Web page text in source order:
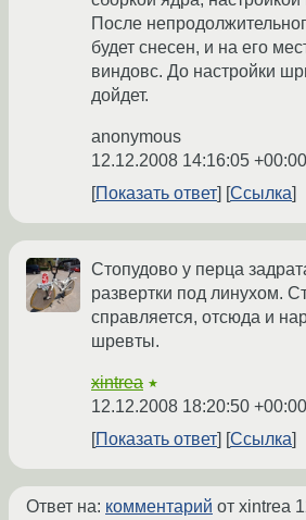
После
будет снесен, и на его
виндовс. До настройки
дойдет.
anonymous
12.12.2008 14:16:05 +00:00
Показать ответ
Ссылка
Стопудово у перца
развертки под линухом.
справляется, отсюда и
шревты.
xintrea ★
12.12.2008 18:20:50 +00:00
Показать ответ
Ссылка
Ответ на: комментарий от xintrea